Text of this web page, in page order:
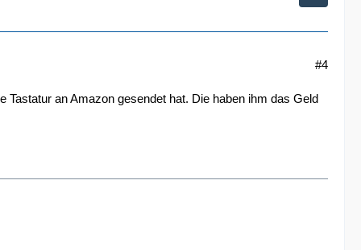
#4
an Amazon gesendet hat. Die haben ihm das Geld